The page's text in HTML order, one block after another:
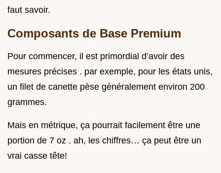
faut savoir.
Composants de Base Premium
Pour commencer, il est primordial d’avoir des
mesures précises . par exemple, pour les états unis,
un filet de canette pèse généralement environ 200
grammes.
Mais en métrique, ça pourrait facilement être une
portion de 7 oz . ah, les chiffres… ça peut être un
vrai casse tête!